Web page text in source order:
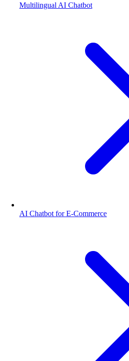
Multilingual AI Chatbot
AI Chatbot for E-Commerce